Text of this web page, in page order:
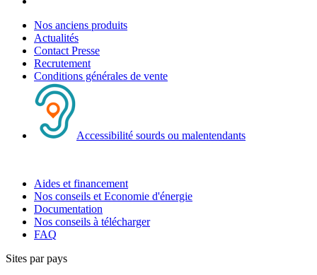
Nos anciens produits
Actualités
Contact Presse
Recrutement
Conditions générales de vente
Accessibilité sourds ou malentendants
Aides et financement
Nos conseils et Economie d'énergie
Documentation
Nos conseils à télécharger
FAQ
Sites par pays